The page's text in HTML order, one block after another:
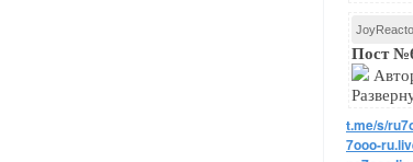
Пост
t.me/s/
7ooo-